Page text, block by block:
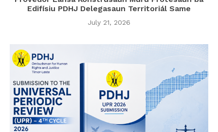
Edifísiu PDHJ Delegasaun Territoriál Same
July 21, 2026